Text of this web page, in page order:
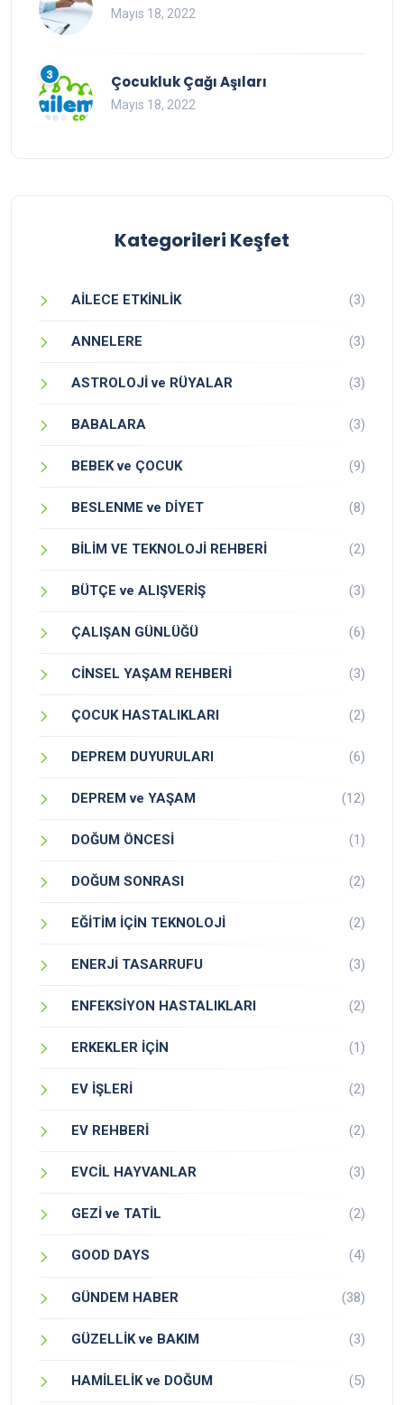
Mayıs 18, 2022
3 Çocukluk Çağı Aşıları
Mayıs 18, 2022
Kategorileri Keşfet
AİLECE ETKİNLİK (3)
ANNELERE (3)
ASTROLOJİ ve RÜYALAR (3)
BABALARA (3)
BEBEK ve ÇOCUK (9)
BESLENME ve DİYET (8)
BİLİM VE TEKNOLOJİ REHBERİ (2)
BÜTÇE ve ALIŞVERİŞ (3)
ÇALIŞAN GÜNLÜĞÜ (6)
CİNSEL YAŞAM REHBERİ (3)
ÇOCUK HASTALIKLARI (2)
DEPREM DUYURULARI (6)
DEPREM ve YAŞAM (12)
DOĞUM ÖNCESİ (1)
DOĞUM SONRASI (2)
EĞİTİM İÇİN TEKNOLOJİ (2)
ENERJİ TASARRUFU (3)
ENFEKSİYON HASTALIKLARI (2)
ERKEKLER İÇİN (1)
EV İŞLERİ (2)
EV REHBERİ (2)
EVCİL HAYVANLAR (3)
GEZİ ve TATİL (2)
GOOD DAYS (4)
GÜNDEM HABER (38)
GÜZELLİK ve BAKIM (3)
HAMİLELİK ve DOĞUM (5)